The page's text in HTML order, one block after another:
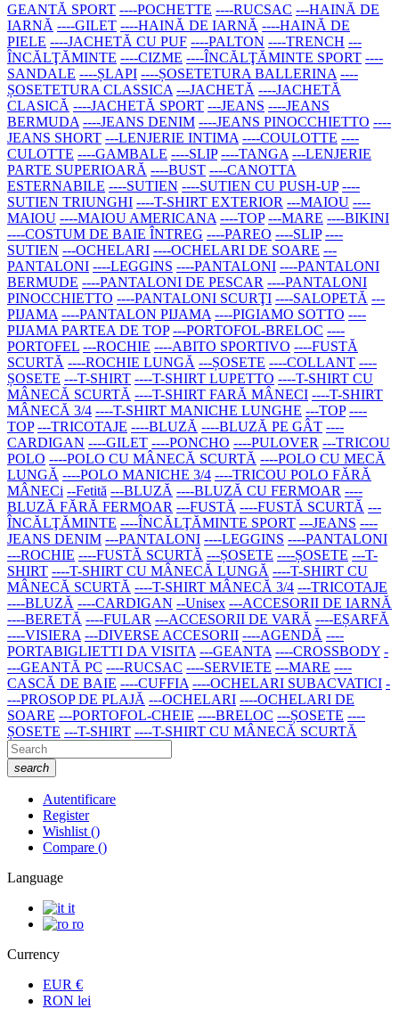
GEANTĂ SPORT ----POCHETTE ----RUCSAC ---HAINĂ DE
IARNĂ ----GILET ----HAINĂ DE IARNĂ ----HAINĂ DE
PIELE ----JACHETĂ CU PUF ----PALTON ----TRENCH ---
ÎNCĂLŢĂMINTE ----CIZME ----ÎNCĂLŢĂMINTE SPORT ----
SANDALE ----ȘLAPI ----ȘOSETETURA BALLERINA ----
ȘOSETETURA CLASSICA ---JACHETĂ ----JACHETĂ
CLASICĂ ----JACHETĂ SPORT ---JEANS ----JEANS
BERMUDA ----JEANS DENIM ----JEANS PINOCCHIETTO ----
JEANS SHORT ---LENJERIE INTIMA ----COULOTTE ----
CULOTTE ----GAMBALE ----SLIP ----TANGA ---LENJERIE
PARTE SUPERIOARĂ ----BUST ----CANOTTA
ESTERNABILE ----SUTIEN ----SUTIEN CU PUSH-UP ----
SUTIEN TRIUNGHI ----T-SHIRT EXTERIOR ---MAIOU ----
MAIOU ----MAIOU AMERICANA ----TOP ---MARE ----BIKINI
----COSTUM DE BAIE ÎNTREG ----PAREO ----SLIP ----
SUTIEN ---OCHELARI ----OCHELARI DE SOARE ---
PANTALONI ----LEGGINS ----PANTALONI ----PANTALONI
BERMUDE ----PANTALONI DE PESCAR ----PANTALONI
PINOCCHIETTO ----PANTALONI SCURŢI ----SALOPETĂ ---
PIJAMA ----PANTALON PIJAMA ----PIGIAMO SOTTO ----
PIJAMA PARTEA DE TOP ---PORTOFOL-BRELOC ----
PORTOFEL ---ROCHIE ----ABITO SPORTIVO ----FUSTĂ
SCURTĂ ----ROCHIE LUNGĂ ---ȘOSETE ----COLLANT ----
ȘOSETE ---T-SHIRT ----T-SHIRT LUPETTO ----T-SHIRT CU
MÂNECĂ SCURTĂ ----T-SHIRT FARĂ MÂNECI ----T-SHIRT
MÂNECĂ 3/4 ----T-SHIRT MANICHE LUNGHE ---TOP ----
TOP ---TRICOTAJE ----BLUZĂ ----BLUZĂ PE GÂT ----
CARDIGAN ----GILET ----PONCHO ----PULOVER ---TRICOU
POLO ----POLO CU MÂNECĂ SCURTĂ ----POLO CU MECĂ
LUNGĂ ----POLO MANICHE 3/4 ----TRICOU POLO FĂRĂ
MÂNECi --Fetită ---BLUZĂ ----BLUZĂ CU FERMOAR ----
BLUZĂ FĂRĂ FERMOAR ---FUSTĂ ----FUSTĂ SCURTĂ ---
ÎNCĂLŢĂMINTE ----ÎNCĂLŢĂMINTE SPORT ---JEANS ----
JEANS DENIM ---PANTALONI ----LEGGINS ----PANTALONI
---ROCHIE ----FUSTĂ SCURTĂ ---ȘOSETE ----ȘOSETE ---T-
SHIRT ----T-SHIRT CU MÂNECĂ LUNGĂ ----T-SHIRT CU
MÂNECĂ SCURTĂ ----T-SHIRT MÂNECĂ 3/4 ---TRICOTAJE
----BLUZĂ ----CARDIGAN --Unisex ---ACCESORII DE IARNĂ
----BERETĂ ----FULAR ---ACCESORII DE VARĂ ----EȘARFĂ
----VISIERA ---DIVERSE ACCESORII ----AGENDĂ ----
PORTABIGLIETTI DA VISITA ---GEANTA ----CROSSBODY -
---GEANTĂ PC ----RUCSAC ----SERVIETE ---MARE ----
CASCĂ DE BAIE ----CUFFIA ----OCHELARI SUBACVATICI -
---PROSOP DE PLAJĂ ---OCHELARI ----OCHELARI DE
SOARE ---PORTOFOL-CHEIE ----BRELOC ---ȘOSETE ----
ȘOSETE ---T-SHIRT ----T-SHIRT CU MÂNECĂ SCURTĂ
search
Autentificare
Register
Wishlist ()
Compare ()
Language
it
ro
Currency
EUR €
RON lei